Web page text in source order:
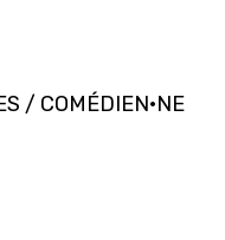
/ COMÉDIEN·NE